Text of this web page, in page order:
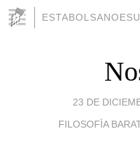
23 DE
FILOSOFÌA